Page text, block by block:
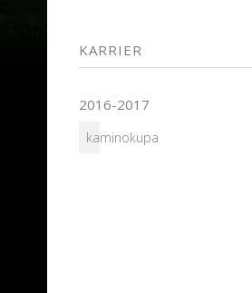
KARRIER
2016-2017
kaminokupa